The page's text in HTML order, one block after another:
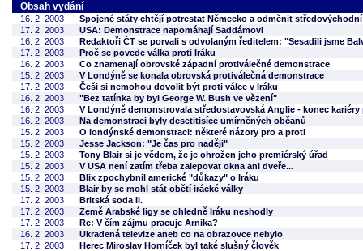
Obsah vydání
16. 2. 2003
Spojené státy chtějí potrestat Německo a odměnit
17. 2. 2003
USA: Demonstrace napomáhají Saddámovi
16. 2. 2003
Redaktoři ČT se porvali s odvolaným ředitelem: "Sesadili jsme
17. 2. 2003
Proč se povede válka proti Iráku
16. 2. 2003
Co znamenají obrovské západní protiválečné demonstrace
15. 2. 2003
V Londýně se konala obrovská protiválečná demonstrace
17. 2. 2003
Češi si nemohou dovolit být proti válce v Iráku
16. 2. 2003
"Bez tatínka by byl George W. Bush ve vězení"
16. 2. 2003
V Londýně demonstrovala středostavovská Anglie - konec kariéry
16. 2. 2003
Na demonstraci byly desetitisíce umírněných občanů
15. 2. 2003
O londýnské demonstraci: některé názory pro a proti
15. 2. 2003
Jesse Jackson: "Je čas pro naději"
15. 2. 2003
Tony Blair si je vědom, že je ohrožen jeho premiérský úřad
15. 2. 2003
V USA není zatím třeba zalepovat okna ani dveře...
15. 2. 2003
Blix zpochybnil americké "důkazy" o Iráku
15. 2. 2003
Blair by se mohl stát obětí irácké války
17. 2. 2003
Britská soda II.
17. 2. 2003
Země Arabské ligy se ohledně Iráku neshodly
17. 2. 2003
Re: V čím zájmu pracuje Arnika?
16. 2. 2003
Ukradená televize aneb co na obrazovce nebylo
17. 2. 2003
Herec Miroslav Horníček byl také slušný člověk